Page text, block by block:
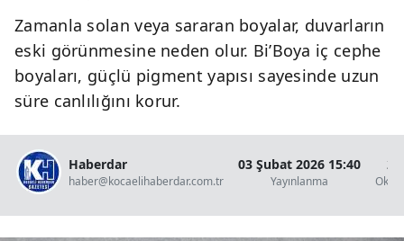
Zamanla solan veya sararan boyalar, duvarların
eski görünmesine neden olur. Bi’Boya iç cephe
boyaları, güçlü pigment yapısı sayesinde uzun
süre canlılığını korur.
Haberdar
haber@kocaelihaberdar.com.tr
03 Şubat 2026 15:40
Yayınlanma
2